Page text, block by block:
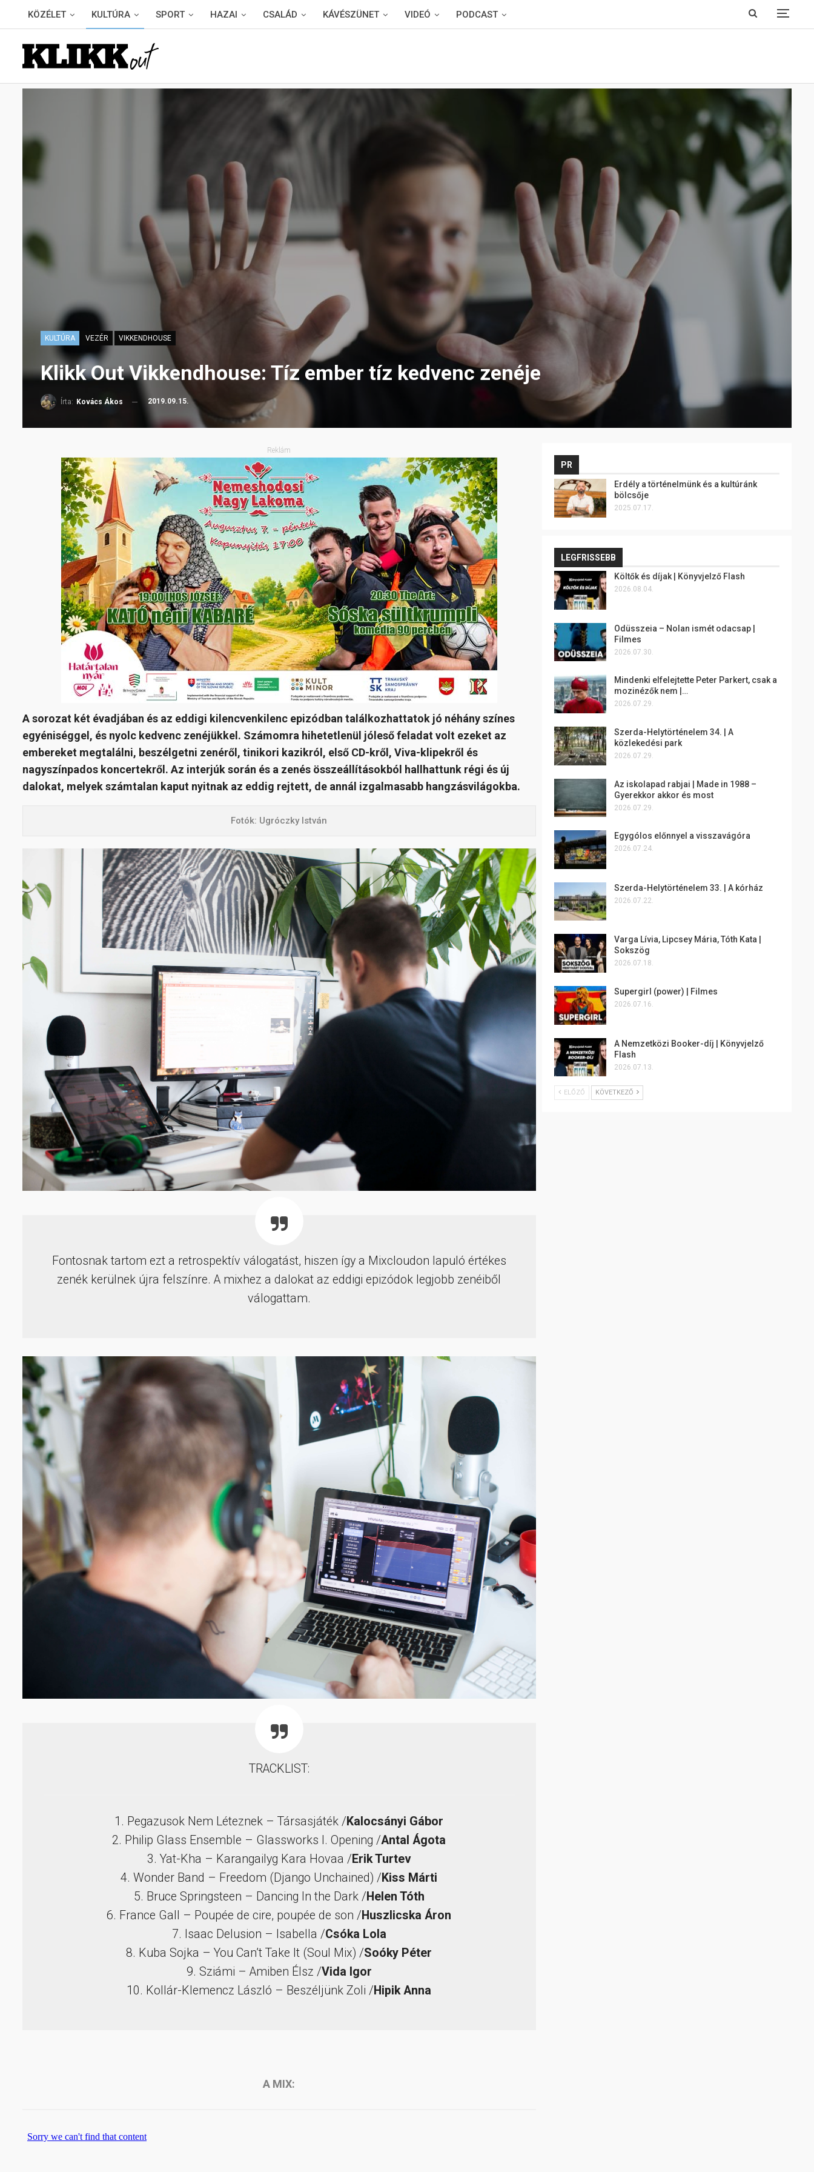
KÖZÉLET KULTÚRA SPORT HAZAI CSALÁD KÁVÉSZÜNET VIDEÓ PODCAST
KULTÚRA VEZÉR VIKKENDHOUSE
Klikk Out Vikkendhouse: Tíz ember tíz kedvenc zenéje
Írta: Kovács Ákos 2019.09.15.
Reklám
A sorozat két évadjában és az eddigi kilencvenkilenc epizódban találkozhattatok jó néhányszínes
egyéniséggel, és nyolc kedvenc zenéjükkel. Számomra hihetetlenül jóleső feladat volt ezeket az
embereket megtalálni, beszélgetni zenéről, tinikori kazikról, első CD-kről, Viva-klipekről és
nagyszínpados koncertekről. Az interjúk során és a zenés összeállításokból hallhattunk régi és új
dalokat, melyek számtalan kaput nyitnak az eddig rejtett, de annál izgalmasabb hangzásvilágokba.
Fotók: Ugróczky István
Fontosnak tartom ezt a retrospektív válogatást, hiszen így a Mixcloudon lapuló értékes
zenék kerülnek újra felszínre. A mixhez a dalokat az eddigi epizódok legjobb zenéiből
válogattam.
TRACKLIST:
1. Pegazusok Nem Léteznek – Társasjáték /Kalocsányi Gábor
2. Philip Glass Ensemble – Glassworks I. Opening /Antal Ágota
3. Yat-Kha – Karangailyg Kara Hovaa /Erik Turtev
4. Wonder Band – Freedom (Django Unchained) /Kiss Márti
5. Bruce Springsteen – Dancing In the Dark /Helen Tóth
6. France Gall – Poupée de cire, poupée de son /Huszlicska Áron
7. Isaac Delusion – Isabella /Csóka Lola
8. Kuba Sojka – You Can’t Take It (Soul Mix) /Soóky Péter
9. Sziámi – Amiben Élsz /Vida Igor
10. Kollár-Klemencz László – Beszéljünk Zoli /Hipik Anna
A MIX:
PR
Erdély a történelmünk és a kultúránk
bölcsője
2025.07.17.
LEGFRISSEBB
Költők és díjak | Könyvjelző Flash
2026.08.04.
Odüsszeia – Nolan ismét odacsap |
Filmes
2026.07.30.
Mindenki elfelejtette Peter Parkert, csak a
mozinézők nem |…
2026.07.29.
Szerda-Helytörténelem 34. | A
közlekedési park
2026.07.29.
Az iskolapad rabjai | Made in 1988 –
Gyerekkor akkor és most
2026.07.29.
Egygólos előnnyel a visszavágóra
2026.07.24.
Szerda-Helytörténelem 33. | A kórház
2026.07.22.
Varga Lívia, Lipcsey Mária, Tóth Kata |
Sokszög
2026.07.18.
Supergirl (power) | Filmes
2026.07.16.
A Nemzetközi Booker-díj | Könyvjelző
Flash
2026.07.13.
ELŐZŐ KÖVETKEZŐ